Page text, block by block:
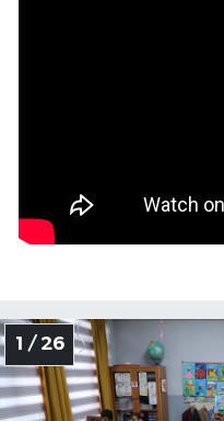
1 / 26
DÜNYA